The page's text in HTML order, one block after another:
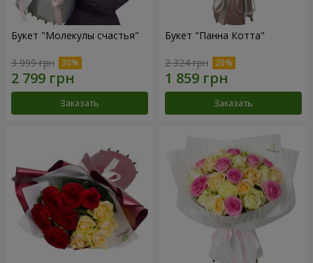
Букет "Молекулы счастья"
3 999 грн
Заказать
Букет "Панна Котта"
2 324 грн
Заказать